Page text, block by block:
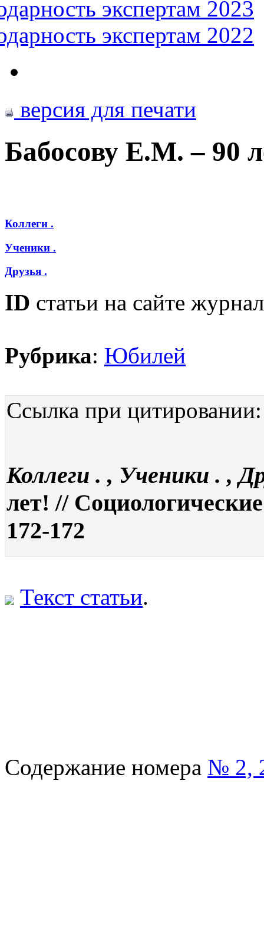
экспертам 2023
экспертам 2022
версия для печати
Бабосову Е.М. – 90
Коллеги .
Ученики .
Друзья .
ID статьи на сайте
Рубрика: Юбилей
Ссылка при цитировании:
Коллеги . , Ученики . ,
лет! //
172-172
Текст статьи.
Содержание номера № 2,